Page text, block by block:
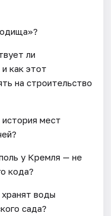
ли
как этот
на строительство
история мест
у Кремля — не
кода?
воды
сада?